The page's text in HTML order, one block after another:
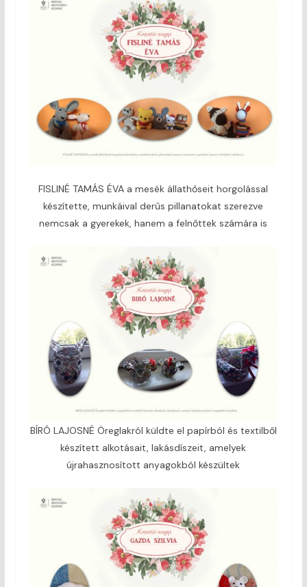
FISLINÉ TAMÁS ÉVA a mesék állathőseit horgolással
készítette, munkáival derűs pillanatokat szerezve
nemcsak a gyerekek, hanem a felnőttek számára is
BÍRÓ LAJOSNÉ Öreglakról küldte el papírból és textilből
készített alkotásait, lakásdíszeit, amelyek
újrahasznosított anyagokból készültek